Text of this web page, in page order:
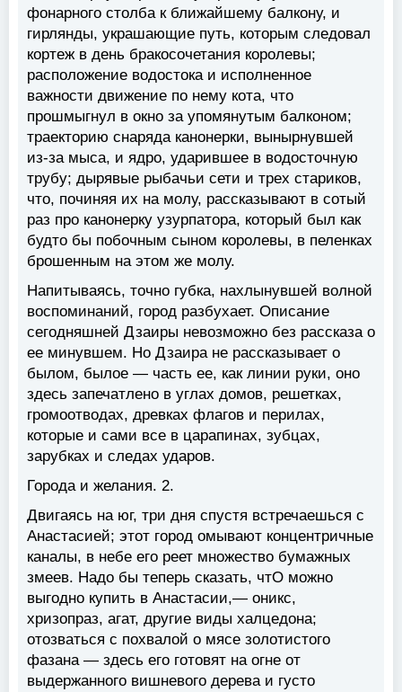
фонарного столба к ближайшему балкону, и
гирлянды, украшающие путь, которым следовал
кортеж в день бракосочетания королевы;
расположение водостока и исполненное
важности движение по нему кота, что
прошмыгнул в окно за упомянутым балконом;
траекторию снаряда канонерки, вынырнувшей
из-за мыса, и ядро, ударившее в водосточную
трубу; дырявые рыбачьи сети и трех стариков,
что, починяя их на молу, рассказывают в сотый
раз про канонерку узурпатора, который был как
будто бы побочным сыном королевы, в пеленках
брошенным на этом же молу.
Напитываясь, точно губка, нахлынувшей волной
воспоминаний, город разбухает. Описание
сегодняшней Дзаиры невозможно без рассказа о
ее минувшем. Но Дзаира не рассказывает о
былом, былое — часть ее, как линии руки, оно
здесь запечатлено в углах домов, решетках,
громоотводах, древках флагов и перилах,
которые и сами все в царапинах, зубцах,
зарубках и следах ударов.
Города и желания. 2.
Двигаясь на юг, три дня спустя встречаешься с
Анастасией; этот город омывают концентричные
каналы, в небе его реет множество бумажных
змеев. Надо бы теперь сказать, чтО можно
выгодно купить в Анастасии,— оникс,
хризопраз, агат, другие виды халцедона;
отозваться с похвалой о мясе золотистого
фазана — здесь его готовят на огне от
выдержанного вишневого дерева и густо